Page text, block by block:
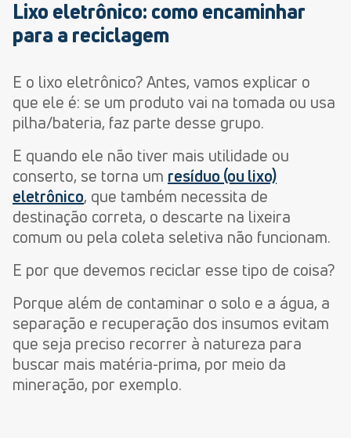
Lixo eletrônico: como encaminhar
para a reciclagem
E o lixo eletrônico? Antes, vamos explicar o
que ele é: se um produto vai na tomada ou usa
pilha/bateria, faz parte desse grupo.
E quando ele não tiver mais utilidade ou
conserto, se torna um resíduo (ou lixo)
eletrônico, que também necessita de
destinação correta, o descarte na lixeira
comum ou pela coleta seletiva não funcionam.
E por que devemos reciclar esse tipo de coisa?
Porque além de contaminar o solo e a água, a
separação e recuperação dos insumos evitam
que seja preciso recorrer à natureza para
buscar mais matéria-prima, por meio da
mineração, por exemplo.